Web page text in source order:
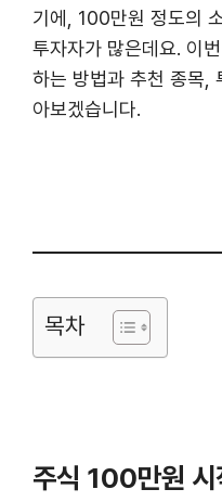
기에, 100만원 정도의
투자자가 많은데요. 이
하는 방법과 추천 종목,
아보겠습니다.
목차
주식 100만원 시